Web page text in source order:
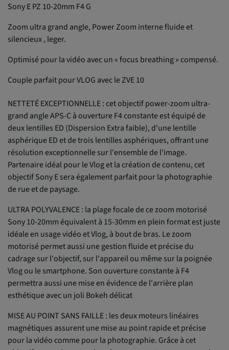
Sony E PZ 10-20mm F4 G
Zoom ultra grand angle, Power Zoom interne fluide et
silencieux , leger.
Optimisé pour la vidéo avec un « focus breathing » compensé.
Couple parfait pour VLOG avec le ZVE 10
NETTETÉ EXCEPTIONNELLE : cet objectif power-zoom ultra-
grand angle APS-C à ouverture F4 constante est équipé de
deux lentilles ED (Dispersion Extra faible), d'une lentille
asphérique ED et de trois lentilles asphériques, offrant une
résolution exceptionnelle sur l'ensemble de l'image.
Partenaire idéal pour le Vlog et la création de contenu, cet
objectif Sony E sera également parfait pour la photographie
de rue et de paysage.
ULTRA POLYVALENCE : la plage focale de ce zoom motorisé
Sony 10-20mm équivalent à 15-30mm en plein format est juste
idéale en usage vidéo et Vlog, à bout de bras. Le zoom
motorisé permet aussi une gestion fluide et précise du
cadrage sur l'objectif, sur l'appareil ou même sur la poignée
Vlog ou le smartphone. Son ouverture constante à F4
permettra aussi une mise en évidence de l'arrière plan
esthétique avec un joli Bokeh délicat
MISE AU POINT SANS FAILLE : les deux moteurs linéaires
magnétiques assurent une mise au point rapide et précise
pour la vidéo comme pour la photographie. Grâce à cet